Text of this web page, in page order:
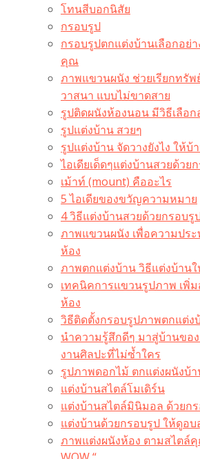
โทนสีบอกนิสัย
กรอบรูป
กรอบรูปตกแต่งบ้านเลือกอย่
คุณ
ภาพแขวนผนัง ช่วยเรียกทรัพ
วาสนา แบบไม่ขาดสาย
รูปติดผนังห้องนอน มีวิธีเลือ
รูปแต่งบ้าน สวยๆ
รูปแต่งบ้าน จัดวางยังไง ให้
ไอเดียเด็ดๆแต่งบ้านสวยด้วย
เม้าท์ (mount) คืออะไร​
5 ไอเดียของขวัญความหมาย
4 วิธีแต่งบ้านสวยด้วยกรอบรู
ภาพแขวนผนัง เพื่อความปร
ห้อง
ภาพตกแต่งบ้าน วิธีแต่งบ้าน
เทคนิคการแขวนรูปภาพ เพิ่
ห้อง
วิธีติดตั้งกรอบรูปภาพตกแต่ง
นำความรู้สึกดีๆ มาสู่บ้านขอ
งานศิลปะที่ไม่ซ้ำใคร
รูปภาพดอกไม้ ตกแต่งผนังบ้
แต่งบ้านสไตล์โมเดิร์น
แต่งบ้านสไตล์มินิมอล ด้วยก
แต่งบ้านด้วยกรอบรูป ให้ดูอ
ภาพแต่งผนังห้อง ตามสไตล์